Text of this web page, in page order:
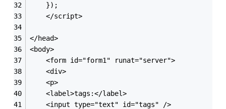
	});
	</script>
</head>
<body>
    <form id="form1" runat="server">
    <div>
    <p>
    <label>tags:</label>
    <input type="text" id="tags" />